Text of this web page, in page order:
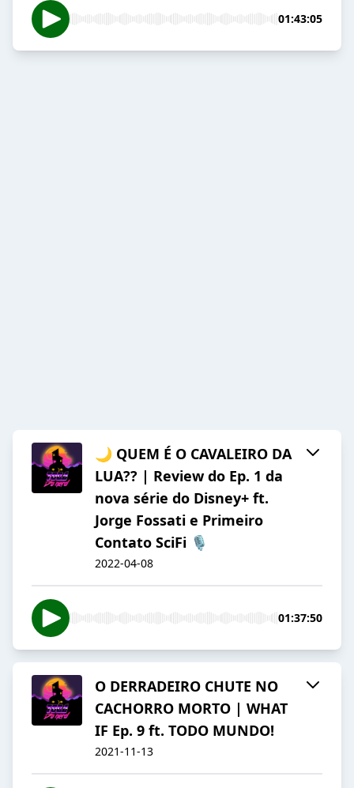
01:43:05
🌙 QUEM É O CAVALEIRO DA
LUA?? | Review do Ep. 1 da
nova série do Disney+ ft.
Jorge Fossati e Primeiro
Contato SciFi 🎙
2022-04-08
01:37:50
O DERRADEIRO CHUTE NO
CACHORRO MORTO | WHAT
IF Ep. 9 ft. TODO MUNDO!
2021-11-13